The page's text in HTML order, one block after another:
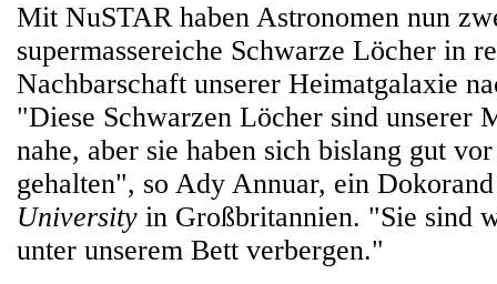
Mit NuSTAR haben Astronomen nun
supermassereiche Schwarze Löcher in
Nachbarschaft unserer Heimatgalaxie
"Diese Schwarzen Löcher sind unserer
nahe, aber sie haben sich bislang gut
gehalten", so Ady Annuar, ein
University in Großbritannien. "Sie sind
unter unserem Bett verbergen."